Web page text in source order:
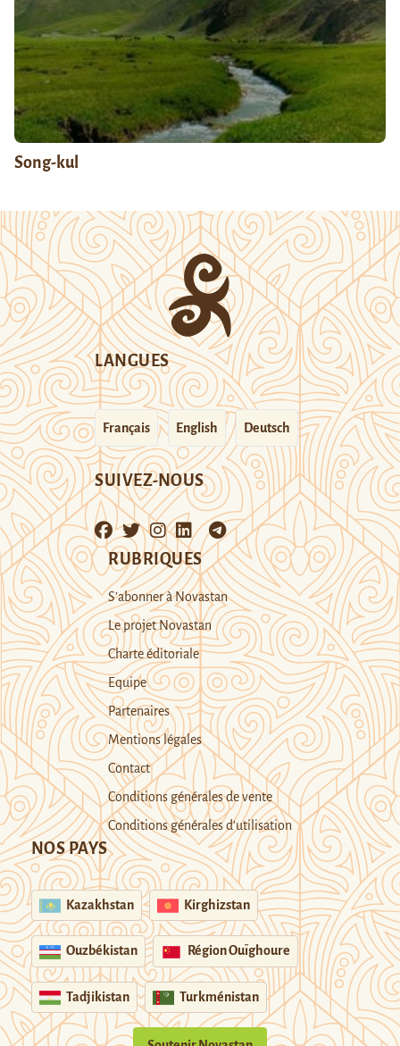
Song-kul
LANGUES
Français English Deutsch
SUIVEZ-NOUS
RUBRIQUES
S’abonner à Novastan
Le projet Novastan
Charte éditoriale
Equipe
Partenaires
Mentions légales
Contact
Conditions générales de vente
Conditions générales d’utilisation
NOS PAYS
Kazakhstan Kirghizstan
Ouzbékistan Région Ouïghoure
Tadjikistan Turkménistan